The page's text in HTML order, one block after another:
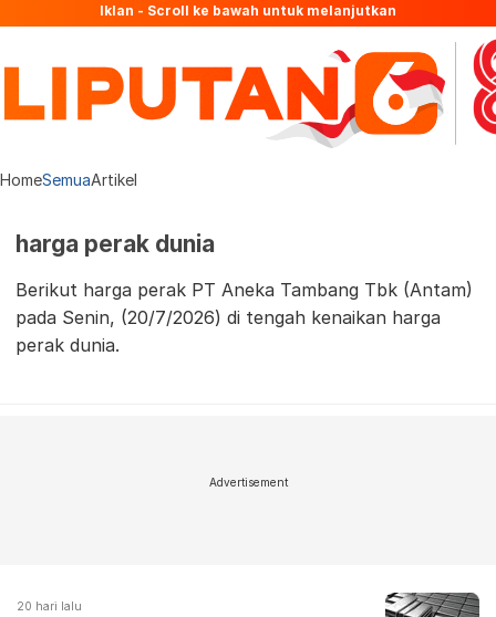
Iklan - Scroll ke bawah untuk melanjutkan
HomeSemuaArtikel
harga perak dunia
Berikut harga perak PT Aneka Tambang Tbk (Antam)
pada Senin, (20/7/2026) di tengah kenaikan harga
perak dunia.
Advertisement
20 hari lalu